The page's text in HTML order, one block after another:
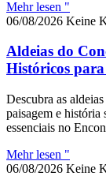
Mehr lesen "
06/08/2026 Keine
Aldeias do
Históricos
Descubra as
paisagem e história
essenciais no
Mehr lesen "
06/08/2026 Keine